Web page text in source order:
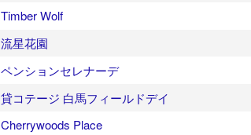
Timber Wolf
流星花園
ペンションセレナーデ
貸コテージ 白馬フィールドデイ
Cherrywoods Place